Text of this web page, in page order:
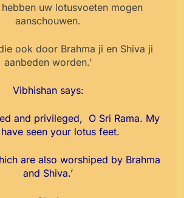
uw lotusvoeten mogen
aanschouwen.
ook door Brahma ji en Shiva ji
aanbeden worden.’
Vibhishan says:
and privileged, O Sri Rama. My
seen your lotus feet.
are also worshiped by Brahma
and Shiva.’